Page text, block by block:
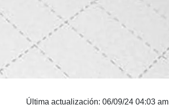
Última actualización: 06/09/24 04:03 am